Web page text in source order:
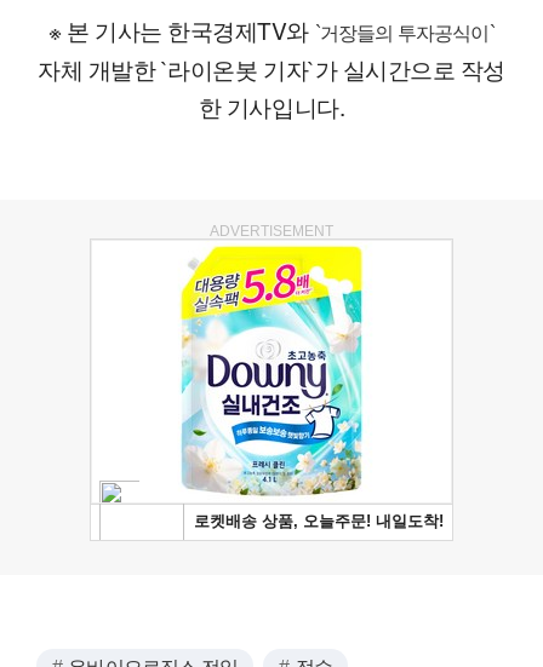
※ 본 기사는 한국경제TV와 `거장들의 투자공식이`
자체 개발한 `라이온봇 기자`가 실시간으로 작성
한 기사입니다.
ADVERTISEMENT